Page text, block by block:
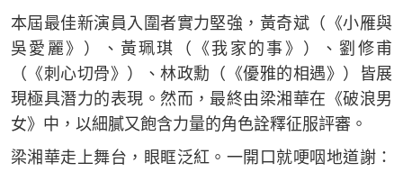
本屆最佳新演員入圍者實力堅強，黃奇斌（《小雁與
吳愛麗》）、黃珮琪（《我家的事》）、劉修甫
（《刺心切骨》）、林政勳（《優雅的相遇》）皆展
現極具潛力的表現。然而，最終由梁湘華在《破浪男
女》中，以細膩又飽含力量的角色詮釋征服評審。
梁湘華走上舞台，眼眶泛紅。一開口就哽咽地道謝：